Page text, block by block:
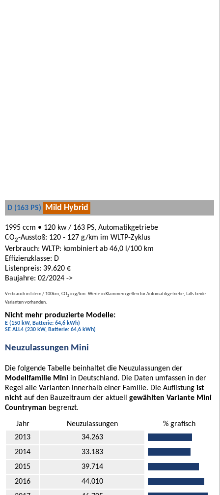
D (163 PS) Mild Hybrid
1995 ccm • 120 kw / 163 PS, Automatikgetriebe
CO2-Ausstoß: 120 - 127 g/km im WLTP-Zyklus
Verbrauch: WLTP: kombiniert ab 46,0 l/100 km
Effizienzklasse: D
Listenpreis: 39.620 €
Baujahre: 02/2024 ->
Verbrauch in Litern / 100km, CO2 in g/km. Werte in Klammern gelten für Automatikgetriebe, falls beide
Varianten vorhanden.
Nicht mehr produzierte Modelle:
E (150 kW, Batterie: 64,6 kWh)
SE ALL4 (230 kW, Batterie: 64,6 kWh)
Neuzulassungen Mini
Die folgende Tabelle beinhaltet die Neuzulassungen der
Modellfamilie Mini in Deutschland. Die Daten umfassen in der
Regel alle Varianten innerhalb einer Familie. Die Auflistung ist
nicht auf den Bauzeitraum der aktuell gewählten Variante Mini
Countryman begrenzt.
Jahr Neuzulassungen
% grafisch
2013
34.263
2014
33.183
2015
39.714
2016
44.010